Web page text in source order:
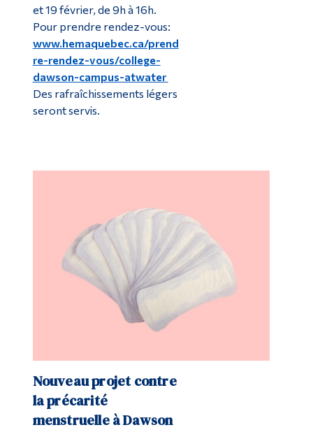
et 19 février, de 9h à 16h.
Pour prendre rendez-vous:
www.hemaquebec.ca/prend
re-rendez-vous/college-
dawson-campus-atwater
Des rafraîchissements légers
seront servis.
Nouveau projet contre
la précarité
menstruelle à Dawson